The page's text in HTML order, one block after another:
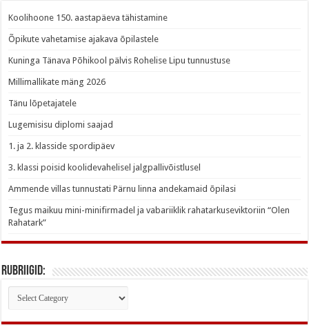
Koolihoone 150. aastapäeva tähistamine
Õpikute vahetamise ajakava õpilastele
Kuninga Tänava Põhikool pälvis Rohelise Lipu tunnustuse
Millimallikate mäng 2026
Tänu lõpetajatele
Lugemisisu diplomi saajad
1. ja 2. klasside spordipäev
3. klassi poisid koolidevahelisel jalgpallivõistlusel
Ammende villas tunnustati Pärnu linna andekamaid õpilasi
Tegus maikuu mini-minifirmadel ja vabariiklik rahatarkuseviktoriin “Olen
Rahatark”
Rubriigid:
Rubriigid: